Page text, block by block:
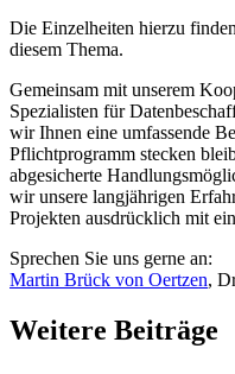
Die Einzelheiten hierzu
diesem Thema.
Gemeinsam mit unserem
Spezialisten für
wir Ihnen eine umfassende
Pflichtprogramm stecken
abgesicherte
wir unsere langjährigen
Projekten ausdrücklich mit
Sprechen Sie uns gerne an:
Martin Brück von Oertzen,
Weitere Beiträge